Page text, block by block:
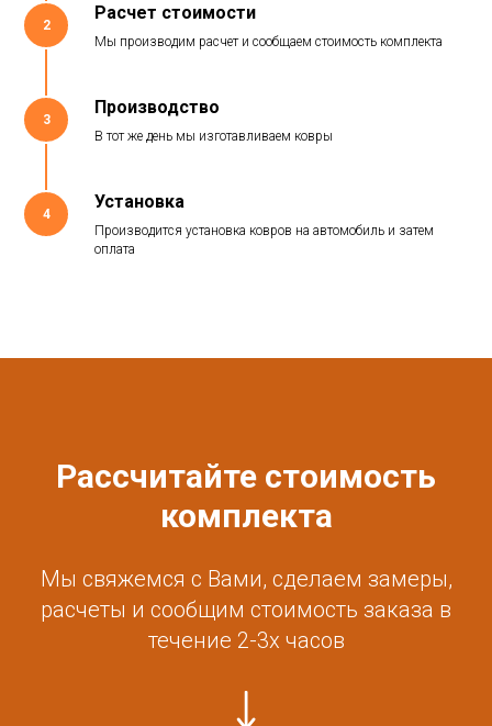
2
Расчет стоимости
Мы производим расчет и сообщаем стоимость комплекта
3
Производство
В тот же день мы изготавливаем ковры
4
Установка
Производится установка ковров на автомобиль и затем
оплата
Рассчитайте стоимость
комплекта
Мы свяжемся с Вами, сделаем замеры,
расчеты и сообщим стоимость заказа в
течение 2-3х часов